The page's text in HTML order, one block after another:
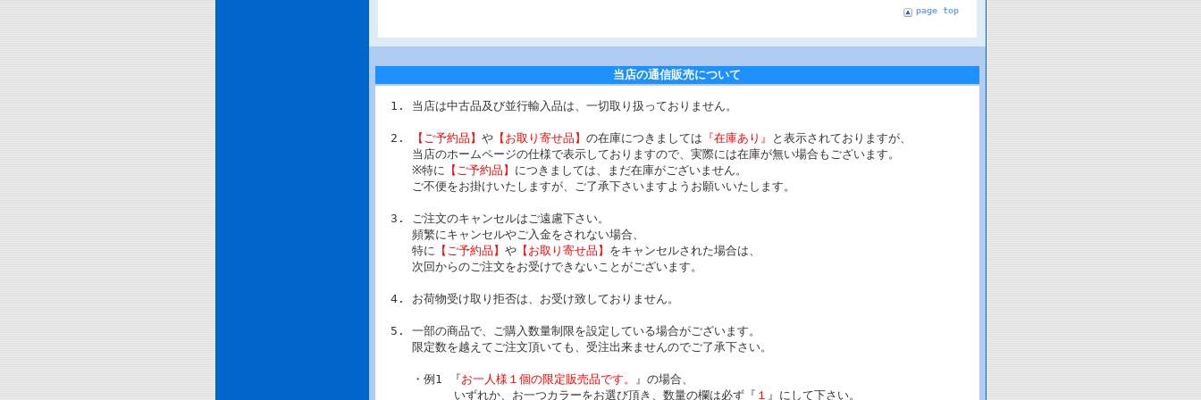
page top
当店の通信販売について
当店は中古品及び並行輸入品は、一切取り扱っておりません。
【ご予約品】 や【お取り寄せ品】 の在庫につきましては 『在庫あり』
と表示されておりますが、
当店のホームページの仕様で表示しておりますので、実際には在庫が無い場合もございます。
※特に 【ご予約品】 につきましては、まだ在庫がございません。
ご不便をお掛けいたしますが、ご了承下さいますようお願いいたします。
ご注文のキャンセルはご遠慮下さい。
頻繁にキャンセルやご入金をされない場合、
特に 【ご予約品】 や【お取り寄せ品】 をキャンセルされた場合は、
次回からのご注文をお受けできないことがございます。
お荷物受け取り拒否は、お受け致しておりません。
一部の商品で、ご購入数量制限を設定している場合がございます。
限定数を越えてご注文頂いても、受注出来ませんのでご了承下さい。
・例1 『お一人様１個の限定販売品です。 』の場合、
いずれか、お一つカラーをお選び頂き、数量の欄は必ず『 １ 』にして下さい。